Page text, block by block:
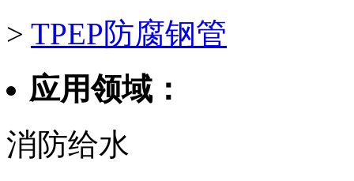
> TPEP防腐钢管
应用领域：
消防给水